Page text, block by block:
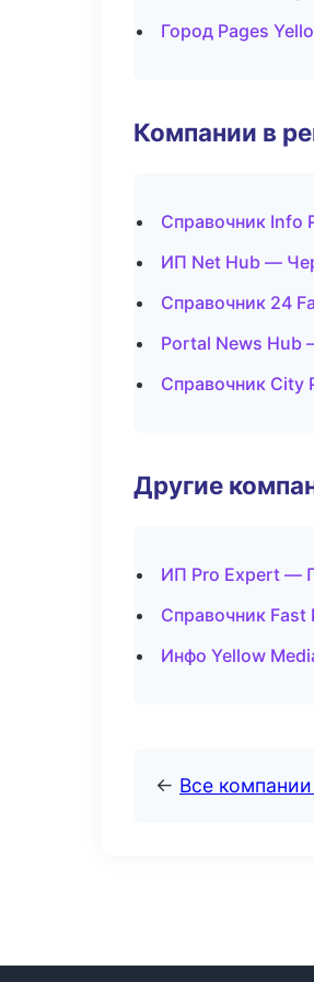
Город Pages
Компании в
Справочник
ИП Net Hub —
Справочник 24
Portal News
Справочник City
Другие
ИП Pro Expert —
Справочник Fast
Инфо Yellow
← Все